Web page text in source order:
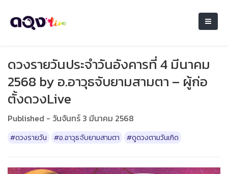
ดวงรายวันประจำวันอังคารที่ 4 มีนาคม
2568 by อ.อาวุธจับยามสามตา – ผู้ก่อ
ตั้งดวงLive
Published - วันจันทร์ 3 มีนาคม 2568
#ดวงรายวัน #อ.อาวุธจับยามสามตา #ดูดวงตามวันเกิด